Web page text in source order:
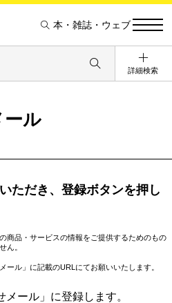
本・雑誌・ウェブ
詳細検索
ール
ただき、登録ボタンを押し
商品・サービスの情報をご提供するためのもの
ん。
ル」に記載のURLにてお願いいたします。
ール」に登録します。